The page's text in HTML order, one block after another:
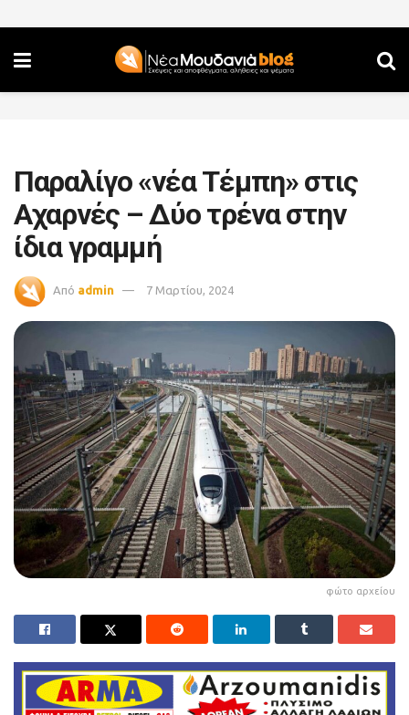
Παραλίγο «νέα Τέμπη» στις
Αχαρνές – Δύο τρένα στην
ίδια γραμμή
Από admin 7 Μαρτίου, 2024
φώτο αρχείου